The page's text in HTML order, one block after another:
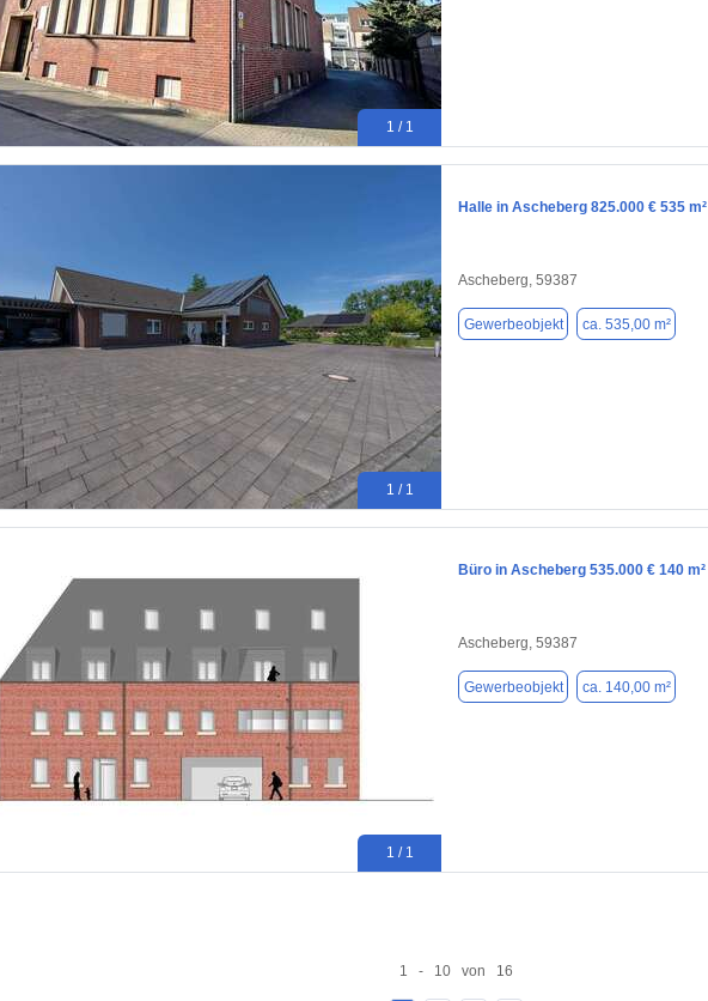
1 / 1
1 / 1
Halle in Ascheberg 825.000 € 535 m²
Ascheberg, 59387
Gewerbeobjekt ca. 535,00 m²
1 / 1
Büro in Ascheberg 535.000 € 140 m²
Ascheberg, 59387
Gewerbeobjekt ca. 140,00 m²
1 - 10 von 16